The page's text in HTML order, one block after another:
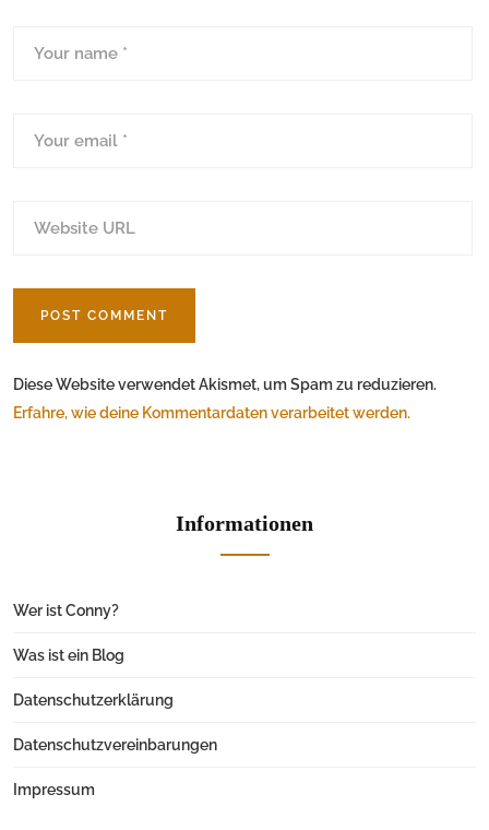
Diese Website verwendet Akismet, um Spam zu reduzieren.
Erfahre, wie deine Kommentardaten verarbeitet werden.
Informationen
Wer ist Conny?
Was ist ein Blog
Datenschutzerklärung
Datenschutzvereinbarungen
Impressum